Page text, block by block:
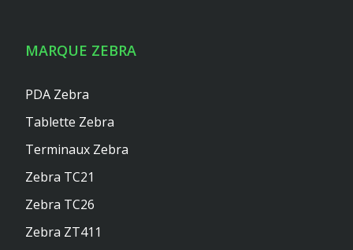
MARQUE ZEBRA
PDA Zebra
Tablette Zebra
Terminaux Zebra
Zebra TC21
Zebra TC26
Zebra ZT411